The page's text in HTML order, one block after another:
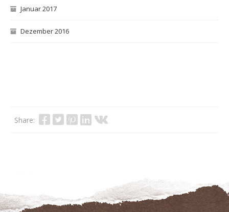
Januar 2017
Dezember 2016
Share: